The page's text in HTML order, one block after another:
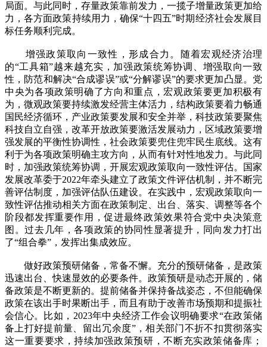
局面。与此同时，存量政策靠前发力，一揽子增量政策更加给
力，各方面政策持续用力，确保“十四五”时期经济社会发展目
标任务顺利完成。
增强政策取向一致性，形成合力。随着宏观经济治理
的“工具箱”越来越充实，加强政策统筹协调、增强取向一致
性，防范和解决“合成谬误”或“分解谬误”的要求更加凸显。党
中央为各项政策明确了方向和重点，宏观政策要更加积极有
为，微观政策要持续激发经营主体活力，结构政策要着力畅通
国民经济循环，产业政策要发展和安全并举，科技政策要聚焦
科技自立自强，改革开放政策要激活发展动力，区域政策要增
强发展的平衡性协调性，社会政策要兜住兜牢民生底线。这有
利于为各项政策明确主攻方向，从而有针对性地发力。与此同
时，加强政策统筹协调，开展宏观政策取向一致性评估。国家
发展改革委于2022年牵头建立了政策文件评估机制，并不断完
善评估制度，加强评估队伍建设。在实践中，宏观政策取向一
致性评估推动相关方面在政策制定、出台、落实、调整等各个
阶段都发挥重要作用，促进最终政策效果符合党中央决策意
图。过去几年，各项政策的协同性显著提升，同向发力打出
了“组合拳”，发挥出集成效应。
做好政策预研储备，常备不懈。充分的预研储备，是政策
迅速出台、快速显效的必要条件。政策预研是动态开展的，储
备政策是不断更新的。提前储备并保持备战姿态，不但能确保
政策在该出手时果断出手，而且有助于改善市场预期和提振社
会信心。比如，2023年中央经济工作会议明确要求“在政策储
备上打好提前量、留出冗余度”，相关部门不折不扣贯彻落实
这一重要要求，持续加强政策预研，不断充实政策储备库；